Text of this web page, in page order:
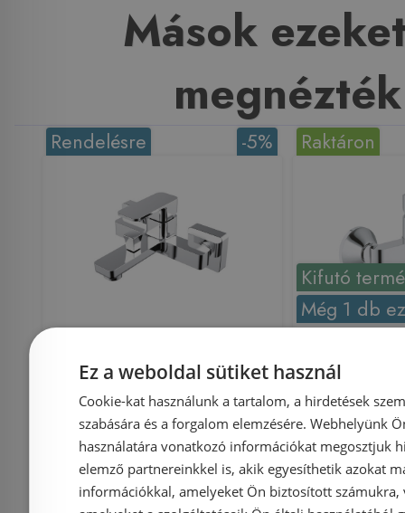
Mások
megnézték
-5%
Rendelésre
Cosmo kádtöltő
csaptelep ACS0204
Kifutó
Még 1 db
Raktáron
Ez a weboldal sütiket használ
Cookie-kat használunk a tartalom, a hirdetések
szabására és a forgalom elemzésére. Webhelyünk
használatára vonatkozó információkat megosztjuk
elemző partnereinkkel is, akik egyesíthetik azokat
információkkal, amelyeket Ön biztosított számukra,